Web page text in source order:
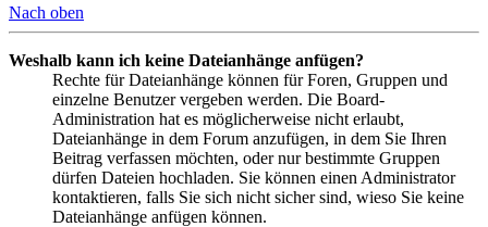
Nach oben
Weshalb kann ich keine Dateianhänge anfügen?
Rechte für Dateianhänge können für Foren, Gruppen und
einzelne Benutzer vergeben werden. Die Board-
Administration hat es möglicherweise nicht erlaubt,
Dateianhänge in dem Forum anzufügen, in dem Sie Ihren
Beitrag verfassen möchten, oder nur bestimmte Gruppen
dürfen Dateien hochladen. Sie können einen Administrator
kontaktieren, falls Sie sich nicht sicher sind, wieso Sie keine
Dateianhänge anfügen können.